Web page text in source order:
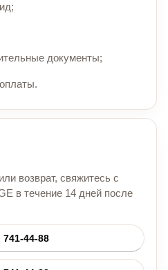
документы;
возврат, свяжитесь с
в течение 14 дней после
741-44-88